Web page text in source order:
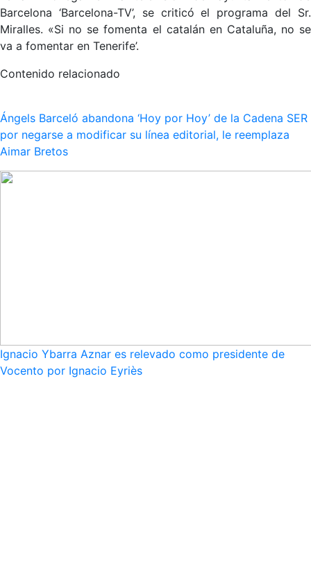
Barcelona ‘Barcelona-TV’, se criticó el programa del Sr.
Miralles. «Si no se fomenta el catalán en Cataluña, no se
va a fomentar en Tenerife’.
Contenido relacionado
Ángels Barceló abandona ‘Hoy por Hoy’ de la Cadena SER
por negarse a modificar su línea editorial, le reemplaza
Aimar Bretos
Ignacio Ybarra Aznar es relevado como presidente de
Vocento por Ignacio Eyriès